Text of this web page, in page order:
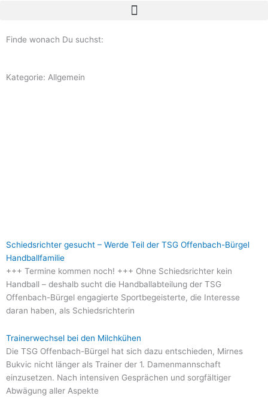
Finde wonach Du suchst:
Kategorie: Allgemein
Schiedsrichter gesucht – Werde Teil der TSG Offenbach-Bürgel
Handballfamilie
+++ Termine kommen noch! +++ Ohne Schiedsrichter kein
Handball – deshalb sucht die Handballabteilung der TSG
Offenbach-Bürgel engagierte Sportbegeisterte, die Interesse
daran haben, als Schiedsrichterin
Trainerwechsel bei den Milchkühen
Die TSG Offenbach-Bürgel hat sich dazu entschieden, Mirnes
Bukvic nicht länger als Trainer der 1. Damenmannschaft
einzusetzen. Nach intensiven Gesprächen und sorgfältiger
Abwägung aller Aspekte
Seite
Seite
Seite
Seite
Seite